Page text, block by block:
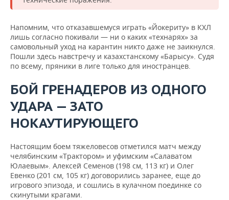
Напомним, что отказавшемуся играть «Йокериту» в КХЛ
лишь согласно покивали — ни о каких «технарях» за
самовольный уход на карантин никто даже не заикнулся.
Пошли здесь навстречу и казахстанскому «Барысу». Судя
по всему, пряники в лиге только для иностранцев.
БОЙ ГРЕНАДЕРОВ ИЗ ОДНОГО
УДАРА — ЗАТО
НОКАУТИРУЮЩЕГО
Настоящим боем тяжеловесов отметился матч между
челябинским «Трактором» и уфимским «Салаватом
Юлаевым». Алексей Семенов (198 см, 113 кг) и Олег
Евенко (201 см, 105 кг) договорились заранее, еще до
игрового эпизода, и сошлись в кулачном поединке со
скинутыми крагами.